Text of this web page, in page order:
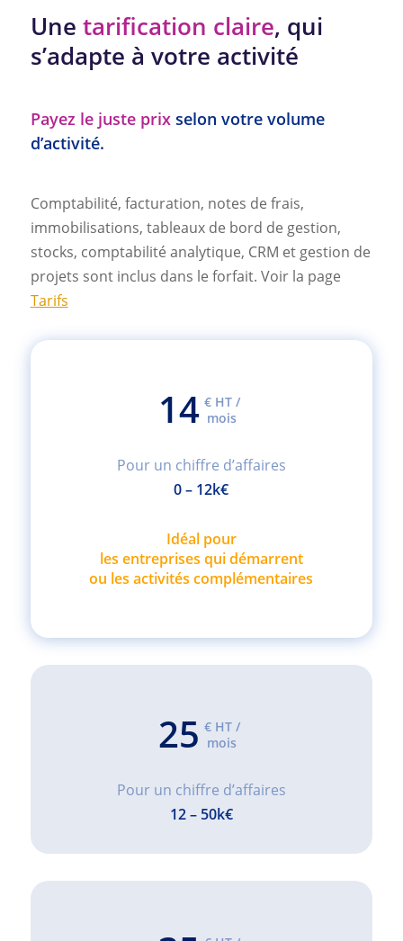
Une tarification claire, qui
s’adapte à votre activité
Payez le juste prixselon votre volume
d’activité.
Comptabilité, facturation, notes de frais,
immobilisations, tableaux de bord de gestion,
stocks, comptabilité analytique, CRM et gestion de
projets sont inclus dans le forfait. Voir la page
Tarifs
14 € HT /
mois
Pour un chiffre d’affaires
0 – 12k€
Idéal pour
les entreprises qui démarrent
ou les activités complémentaires
25 € HT /
mois
Pour un chiffre d’affaires
12 – 50k€